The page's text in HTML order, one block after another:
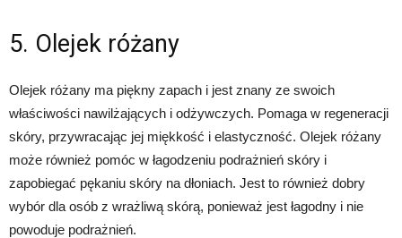
5. Olejek różany
Olejek różany ma piękny zapach i jest znany ze swoich
właściwości nawilżających i odżywczych. Pomaga w regeneracji
skóry, przywracając jej miękkość i elastyczność. Olejek różany
może również pomóc w łagodzeniu podrażnień skóry i
zapobiegać pękaniu skóry na dłoniach. Jest to również dobry
wybór dla osób z wrażliwą skórą, ponieważ jest łagodny i nie
powoduje podrażnień.